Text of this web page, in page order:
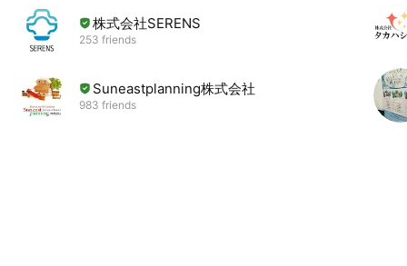
株式会社SERENS
253 friends
Suneastplanning株式会社
983 friends